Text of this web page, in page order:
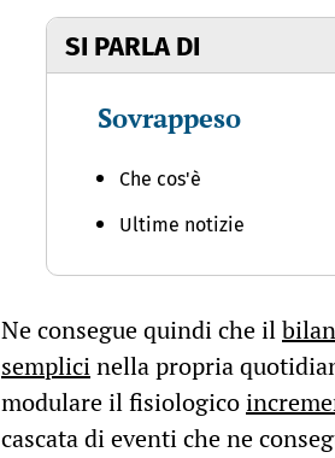
SI PARLA DI
Sovrappeso
Che cos'è
Ultime notizie
Ne consegue quindi che il
semplicinella propria
modulare il fisiologico
cascata di eventi che ne